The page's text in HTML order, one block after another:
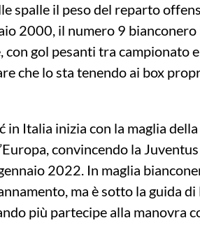
spalle il peso del reparto
2000, il numero 9
gol pesanti tra campionato
che lo sta tenendo ai box
in Italia inizia con la maglia
convincendo la
2022. In maglia
ma è sotto la guida
più partecipe alla manovra